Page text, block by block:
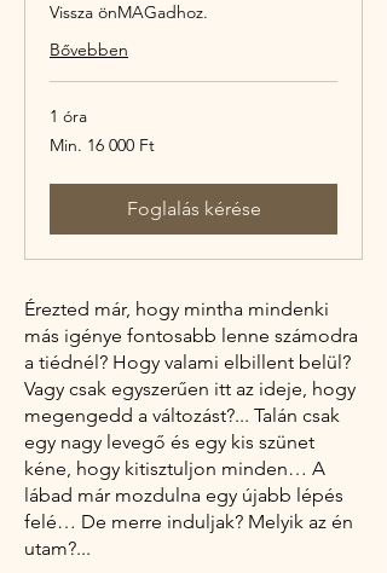
Vissza önMAGadhoz.
Bővebben
1 óra
Min.
16 000
Min. 16 000 Ft
Foglalás kérése
Érezted már, hogy mintha mindenki
más igénye fontosabb lenne számodra
a tiédnél? Hogy valami elbillent belül?
Vagy csak egyszerűen itt az ideje, hogy
megengedd a változást?... Talán csak
egy nagy levegő és egy kis szünet
kéne, hogy kitisztuljon minden… A
lábad már mozdulna egy újabb lépés
felé… De merre induljak? Melyik az én
utam?...